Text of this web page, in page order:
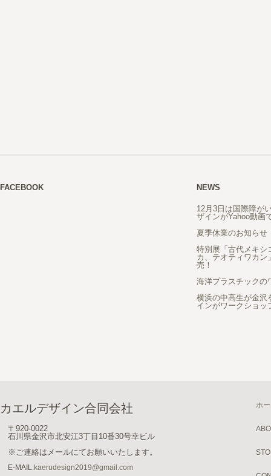
FACEBOOK NEWS
12月3日は国際障が
ザインがYahoo動画
夏季休業のお知らせ
特別展「古代メキ
カ、テオティワカン
売！
海洋プラスチックの
横浜の中高生が金沢
インがワークショッ
カエルデザイン合同会社
〒920-0022
石川県金沢市北安江3丁目10番30号幸ビル
※ご連絡はメールにてお願いいたします。
E-MAIL. kaerudesign2019@gmail.com
ホ